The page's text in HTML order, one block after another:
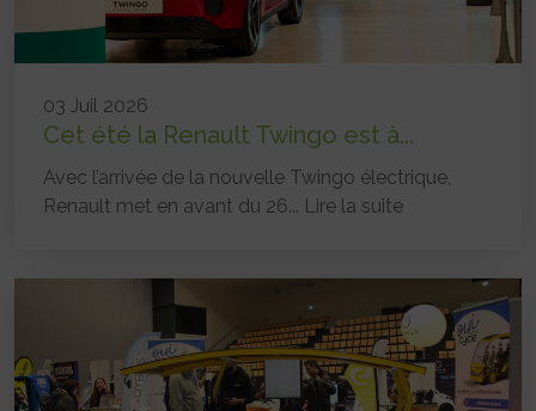
03 Juil 2026
Cet été la Renault Twingo est à...
Avec l’arrivée de la nouvelle Twingo électrique,
Renault met en avant du 26... Lire la suite